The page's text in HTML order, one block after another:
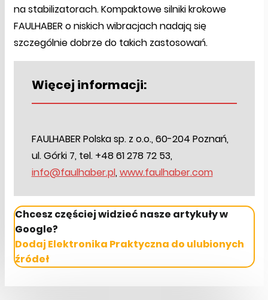
na stabilizatorach. Kompaktowe silniki krokowe
FAULHABER o niskich wibracjach nadają się
szczególnie dobrze do takich zastosowań.
Więcej informacji:
FAULHABER Polska sp. z o.o., 60-204 Poznań,
ul. Górki 7, tel. +48 61 278 72 53,
info@faulhaber.pl, www.faulhaber.com
Chcesz częściej widzieć nasze artykuły w
Google?
Dodaj Elektronika Praktyczna do ulubionych
źródeł